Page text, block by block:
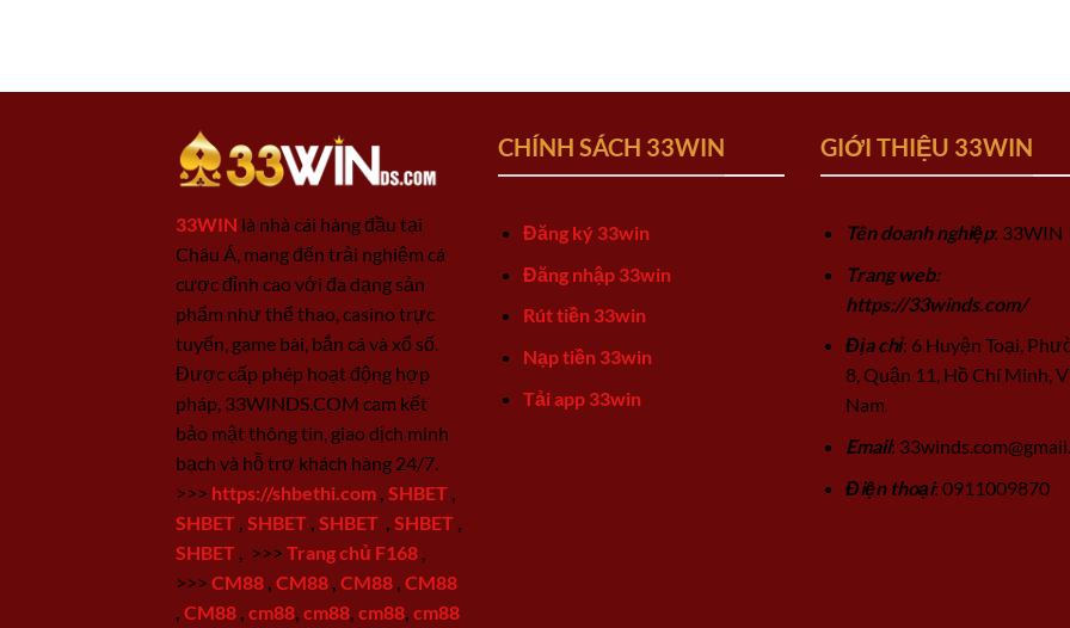
33WIN là nhà cái hàng đầu tại
Châu Á, mang đến trải nghiệm cá
cược đỉnh cao với đa dạng sản
phẩm như thể thao, casino trực
tuyến, game bài, bắn cá và xổ số.
Được cấp phép hoạt động hợp
pháp, 33WINDS.COM cam kết
bảo mật thông tin, giao dịch minh
bạch và hỗ trợ khách hàng 24/7.
>>> https://shbethi.com SHBET
SHBET SHBET SHBET SHBET
SHBET
>>> Trang chủ F168
>>> CM88 CM88 CM88 CM88
CM88 cm88 cm88 cm88 cm88
CHÍNH SÁCH 33WIN
Đăng ký 33win
Đăng nhập 33win
Rút tiền 33win
Nạp tiền 33win
Tải app 33win
GIỚI THIỆU 33WIN
Tên doanh nghiệp: 33WIN
Trang web:
https://33winds.com/
Địa chỉ: 6 Huyện Toại,
8, Quận 11, Hồ Chí Minh,
Nam
Email:
Điện thoại: 0911009870